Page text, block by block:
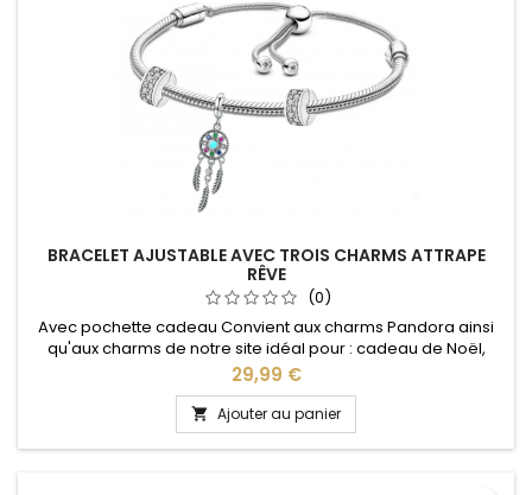
BRACELET AJUSTABLE AVEC TROIS CHARMS ATTRAPE
RÊVE
(0)
Avec pochette cadeau Convient aux charms Pandora ainsi
qu'aux charms de notre site idéal pour : cadeau de Noël,
Saint Valentin, anniversaire, anniversaire de mariage La
partie ajustable se détache d'un coté pour passer les
charms par simple pression sur le bouton Ajustable pour tous
les poignets enfant adulte
Prix
29,99 €
 Ajouter au panier